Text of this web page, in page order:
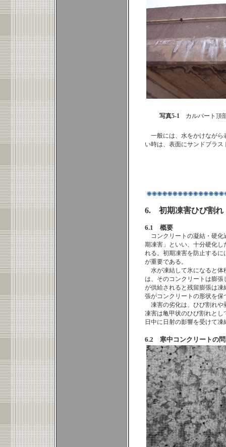
写真5-1カルバート頂
一般には、 水をかけながら
い時は、表面にサンドブラ
6. 初期凍害ひび割れ
6.1 概要
コンクリートの凝結・硬
期凍害」といい、十分硬化
れる。初期凍害を防止する
が重要である。
水が凍結して氷になると体
は、そのコンクリートは膨
が供給されると残留膨張は
張がコンクリートの形状を
凍害の劣化は、ひび割れ
凍害は亀甲状のひび割れとし
日中に日射の影響を受けて
6.2 寒中コンクリートの